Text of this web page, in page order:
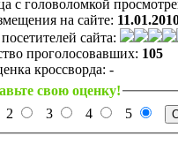
с головоломкой
на сайте:
сайта:
проголосовавших: 105
кроссворда: -
свою оценку!
2 3 4 5